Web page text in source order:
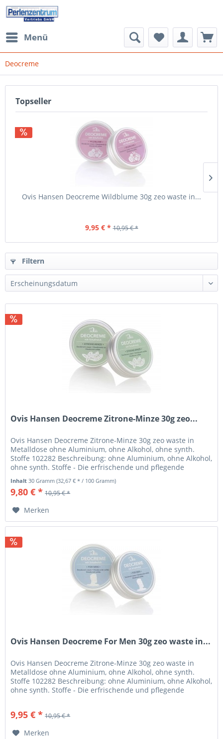
Menü
Deocreme
Topseller
Ovis Hansen Deocreme Wildblume 30g zeo waste in...
9,95 € * 10,95 € *
Filtern
Ovis Hansen Deocreme Zitrone-Minze 30g zeo...
Ovis Hansen Deocreme Zitrone-Minze 30g zeo waste in
Metalldose ohne Aluminium, ohne Alkohol, ohne synth.
Stoffe 102282 Beschreibung: ohne Aluminium, ohne Alkohol,
ohne synth. Stoffe - Die erfrischende und pflegende
Inhalt30 Gramm(32,67 € * / 100 Gramm)
9,80 € * 10,95 € *
Merken
Ovis Hansen Deocreme For Men 30g zeo waste in...
Ovis Hansen Deocreme Zitrone-Minze 30g zeo waste in
Metalldose ohne Aluminium, ohne Alkohol, ohne synth.
Stoffe 102282 Beschreibung: ohne Aluminium, ohne Alkohol,
ohne synth. Stoffe - Die erfrischende und pflegende
9,95 € * 10,95 € *
Merken